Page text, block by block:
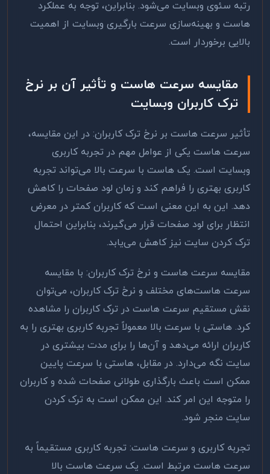
رتبه سئوی وبسایت می‌شود. بنابراین، توجه به عملکرد
هاست و بهینه‌سازی سرعت بارگیری وبسایت از اهمیت
بالایی برخوردار است.
مقایسه سرعت هاست و تأثیر آن بر نرخ
ترک کاربران وبسایت
تأثیر سرعت هاست بر نرخ ترک کاربران: در این مقایسه،
سرعت هاست یکی از عوامل مهم در تجربه کاربری
وبسایت است. یک هاست با سرعت بالا می‌تواند تجربه
کاربری بهتری را فراهم کند و زمان لود صفحات را کاهش
دهد. این به این معنی است که کاربران کمتر در معرض
انتظار برای لود صفحات قرار می‌گیرند، بنابراین احتمال
ترک کردن سایت نیز کاهش می‌یابد.
مقایسه سرعت هاست و نرخ ترک کاربران: با مقایسه
سرعت هاست‌های مختلف و نرخ ترک کاربران، می‌توان
نقش مستقیم سرعت هاست در ترک کاربران را مشاهده
کرد. هاستی با سرعت بالا معمولاً تجربه کاربری بهتری را به
کاربران ارائه می‌دهد و آن‌ها را برای مدت بیشتری در
سایت نگه می‌دارد. در مقابل، هاستی با سرعت پایین
ممکن است باعث بارگذاری طولانی صفحات شده و کاربران
را متوجه این امر کند. این ممکن است به ترک کردن
سایت منجر شود.
تجربه کاربری و سرعت هاست: تجربه کاربری مستقیماً به
سرعت هاست مرتبط است. یک سرعت هاست بالا